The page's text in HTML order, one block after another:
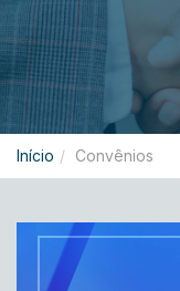
Início Convênios